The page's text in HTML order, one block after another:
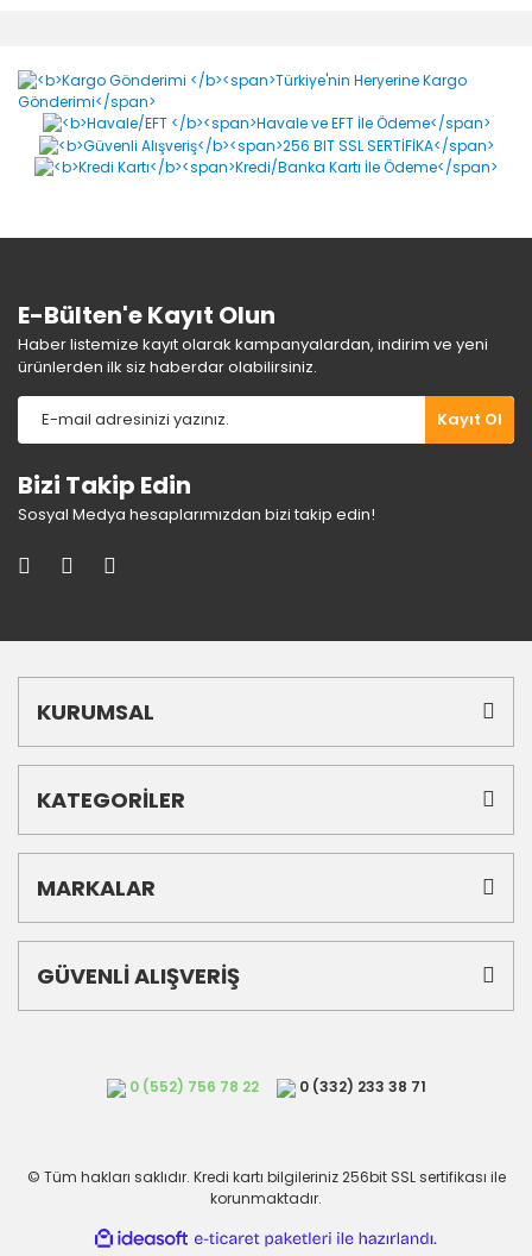
Yorum Yaz
Ürün resmi kalitesiz, bozuk veya görüntülenemiyor.
Ürün açıklamasında eksik bilgiler bulunuyor.
Ürün bilgilerinde hatalar bulunuyor.
E-Bülten'e Kayıt Olun
Haber listemize kayıt olarak kampanyalardan, indirim ve yeni
ürünlerden ilk siz haberdar olabilirsiniz.
Kayıt Ol
Bizi Takip Edin
Sosyal Medya hesaplarımızdan bizi takip edin!
KURUMSAL
KATEGORİLER
MARKALAR
GÜVENLİ ALIŞVERİŞ
0 (552) 756 78 22 0 (332) 233 38 71
© Tüm hakları saklıdır. Kredi kartı bilgileriniz 256bit SSL sertifikası ile
korunmaktadır.
ideasoft
e-